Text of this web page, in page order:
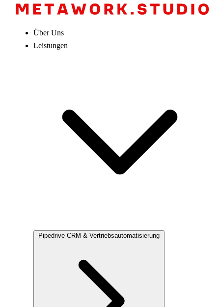
Über Uns
Leistungen
Pipedrive CRM & Vertriebsautomatisierung